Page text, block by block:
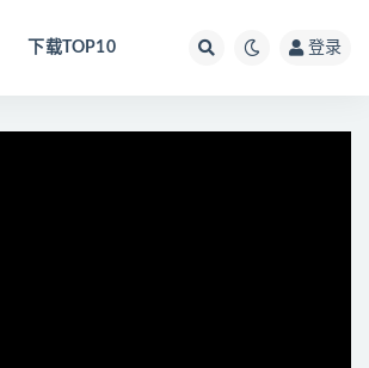
下载TOP10 登录